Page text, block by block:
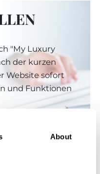
About
"My Luxury
der kurzen
Website sofort
und Funktionen